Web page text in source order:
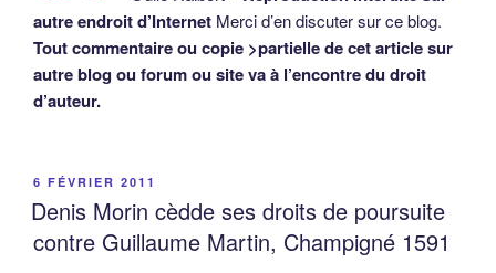
En fait, il demeure à Saint Jean d’Assié près Champigné,
mais je n’ai pas identifié le lieu précis, et vous allez
surement le faire.
Je suppose que cette cession est pour des raisons de
pour laquelle on a de nos jours des huissier, qu’en pensez-
vous ?